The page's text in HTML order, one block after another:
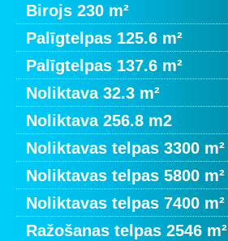
Birojs 230 m²
Palīgtelpas 125.6 m²
Palīgtelpas 137.6 m²
Noliktava 32.3 m²
Noliktava 256.8 m2
Noliktavas telpas 3300 m²
Noliktavas telpas 5800 m²
Noliktavas telpas 7400 m²
Ražošanas telpas 2546 m²